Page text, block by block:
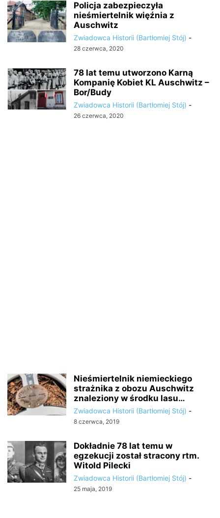
Policja zabezpieczyła
nieśmiertelnik więźnia z
Auschwitz
Zwiadowca Historii (Bartłomiej Stój) -
28 czerwca, 2020
78 lat temu utworzono Karną
Kompanię Kobiet KL Auschwitz –
Bor/Budy
Zwiadowca Historii (Bartłomiej Stój) -
26 czerwca, 2020
Nieśmiertelnik niemieckiego
strażnika z obozu Auschwitz
znaleziony w środku lasu…
Zwiadowca Historii (Bartłomiej Stój) -
8 czerwca, 2019
Dokładnie 78 lat temu w
egzekucji został stracony rtm.
Witold Pilecki
Zwiadowca Historii (Bartłomiej Stój) -
25 maja, 2019